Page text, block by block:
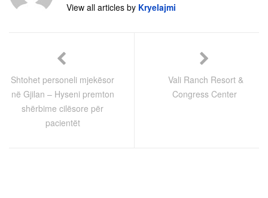
View all articles by Kryelajmi
Shtohet personeli mjekësor
në Gjilan – Hyseni premton
shërbime cilësore për
pacientët
Vali Ranch Resort &
Congress Center